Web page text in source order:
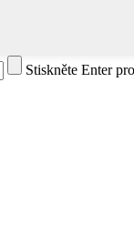
Stiskněte Enter